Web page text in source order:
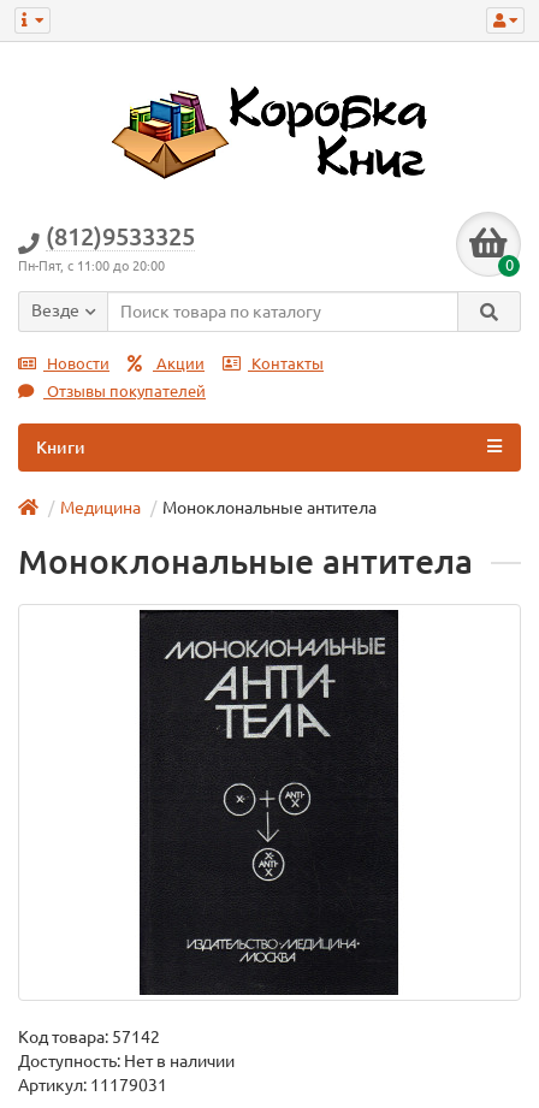
(812)9533325
Пн-Пят, с 11:00 до 20:00 0
Везде
Новости Акции
Контакты
Отзывы покупателей
Книги
Медицина Моноклональные антитела
Моноклональные антитела
Код товара: 57142
Доступность: Нет в наличии
Артикул: 11179031